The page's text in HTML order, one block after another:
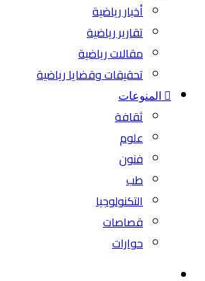
أخبار رياضية
تقارير رياضية
مقالات رياضية
تحقيقات وقضايا رياضية
المنوعات
ثقافة
علوم
فنون
طب
التكنولوجيا
قصاصات
حوارات